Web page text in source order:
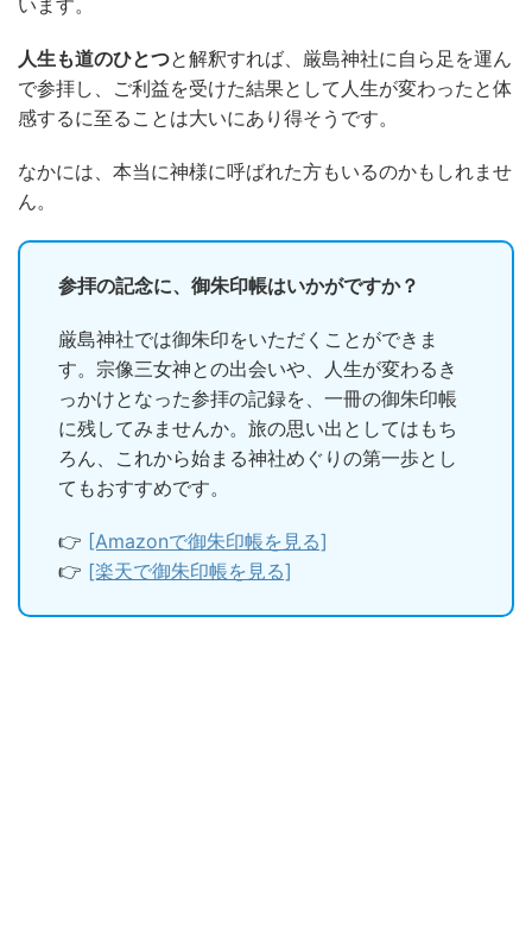
います。
人生も道のひとつと解釈すれば、厳島神社に自ら足を運ん
で参拝し、ご利益を受けた結果として人生が変わったと体
感するに至ることは大いにあり得そうです。
なかには、本当に神様に呼ばれた方もいるのかもしれませ
ん。
参拝の記念に、御朱印帳はいかがですか？
厳島神社では御朱印をいただくことができま
す。宗像三女神との出会いや、人生が変わるき
っかけとなった参拝の記録を、一冊の御朱印帳
に残してみませんか。旅の思い出としてはもち
ろん、これから始まる神社めぐりの第一歩とし
てもおすすめです。
👉 [Amazonで御朱印帳を見る]
👉 [楽天で御朱印帳を見る]